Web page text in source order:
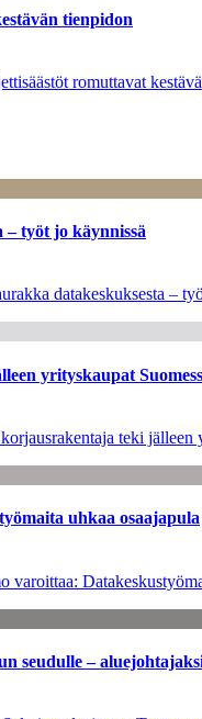
tienpidon
romuttavat
työt jo käynnissä
datakeskuksesta –
yrityskaupat
teki jälleen
uhkaa osaajapula
varoittaa:
seudulle –